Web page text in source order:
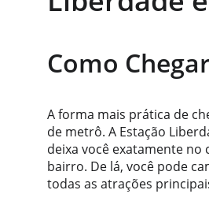
Como
A forma mais prática de
de metrô. A Estação
deixa você exatamente no
bairro. De lá, você pode
todas as atrações